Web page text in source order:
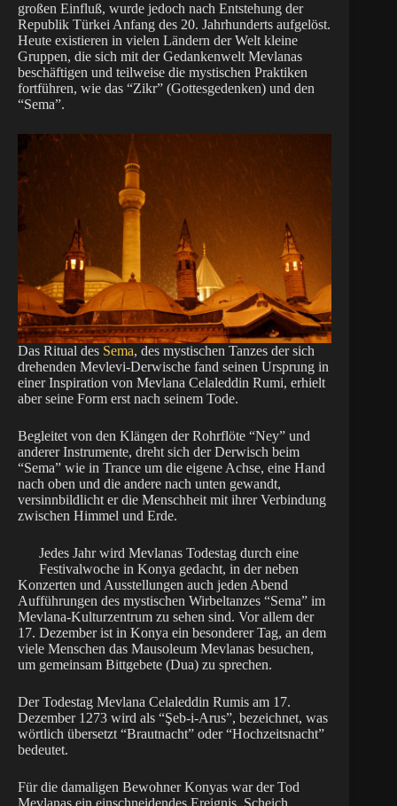
großen Einfluß, wurde jedoch nach Entstehung der
Republik Türkei Anfang des 20. Jahrhunderts aufgelöst.
Heute existieren in vielen Ländern der Welt kleine
Gruppen, die sich mit der Gedankenwelt Mevlanas
beschäftigen und teilweise die mystischen Praktiken
fortführen, wie das “Zikr” (Gottesgedenken) und den
“Sema”.
Das Ritual des Sema, des mystischen Tanzes der sich
drehenden Mevlevi-Derwische fand seinen Ursprung in
einer Inspiration von Mevlana Celaleddin Rumi, erhielt
aber seine Form erst nach seinem Tode.
Begleitet von den Klängen der Rohrflöte “Ney” und
anderer Instrumente, dreht sich der Derwisch beim
“Sema” wie in Trance um die eigene Achse, eine Hand
nach oben und die andere nach unten gewandt,
versinnbildlicht er die Menschheit mit ihrer Verbindung
zwischen Himmel und Erde.
Jedes Jahr wird Mevlanas Todestag durch eine
Festivalwoche in Konya gedacht, in der neben
Konzerten und Ausstellungen auch jeden Abend
Aufführungen des mystischen Wirbeltanzes “Sema” im
Mevlana-Kulturzentrum zu sehen sind. Vor allem der
17. Dezember ist in Konya ein besonderer Tag, an dem
viele Menschen das Mausoleum Mevlanas besuchen,
um gemeinsam Bittgebete (Dua) zu sprechen.
Der Todestag Mevlana Celaleddin Rumis am 17.
Dezember 1273 wird als “Şeb-i-Arus”, bezeichnet, was
wörtlich übersetzt “Brautnacht” oder “Hochzeitsnacht”
bedeutet.
Für die damaligen Bewohner Konyas war der Tod
Mevlanas ein einschneidendes Ereignis. Scheich